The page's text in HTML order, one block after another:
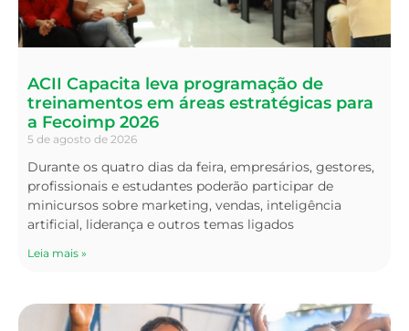
ACII Capacita leva programação de
treinamentos em áreas estratégicas para
a Fecoimp 2026
5 de agosto de 2026
Durante os quatro dias da feira, empresários, gestores,
profissionais e estudantes poderão participar de
minicursos sobre marketing, vendas, inteligência
artificial, liderança e outros temas ligados
Leia mais »